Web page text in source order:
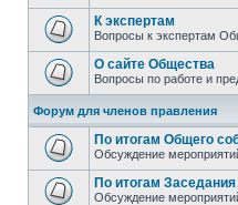
К экспертам
Вопросы к экспертам
О сайте Общества
Вопросы по работе и
Форум для членов правления
По итогам Общего
Обсуждение
По итогам
Обсуждение